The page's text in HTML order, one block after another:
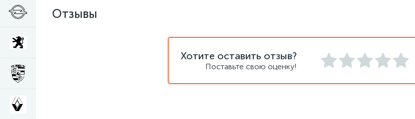
Отзывы
Хотите оставить отзыв?
Поставьте свою оценку!